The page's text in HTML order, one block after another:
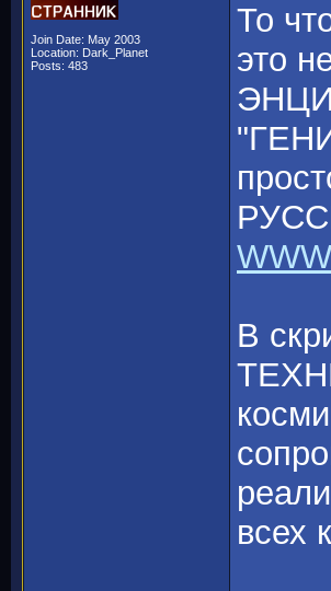
Join Date: May 2003
Location: Dark_Planet
Posts: 483
То
это
В
всех